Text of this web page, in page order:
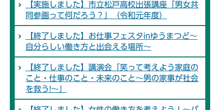
【実施しました】市立松戸高校出張講座「男女共
同参画って何だろう？」（令和元年度）
【終了しました】お仕事フェスタinゆうまつど～
自分らしい働き方と出会える場所～
【終了しました】講演会「笑って考えよう家庭の
こと・仕事のこと・未来のこと～男の家事が社会
を救う!～」